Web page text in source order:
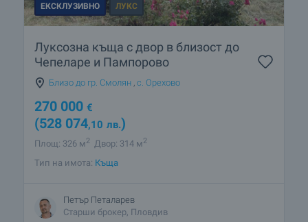
ЕКСКЛУЗИВНО ЛУКС
Луксозна къща с двор в близост до
Чепеларе и Пампорово
Близо до гр. Смолян с. Орехово
270 000 €
(528 074,10 лв.)
Площ: 326 м2 Двор: 314 м2
Тип на имота: Къща
Петър Петаларев
Старши брокер, Пловдив